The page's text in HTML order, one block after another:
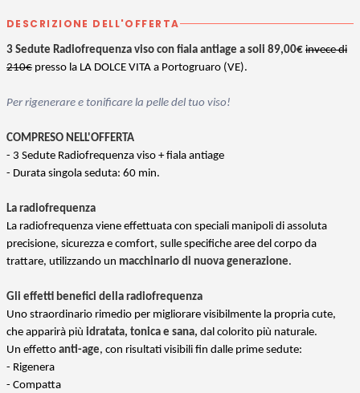
DESCRIZIONE DELL'OFFERTA
3 Sedute Radiofrequenza viso con fiala antiage a soli 89,00€ invece di
210€ presso la LA DOLCE VITA a Portogruaro (VE).
Per rigenerare e tonificare la pelle del tuo viso!
COMPRESO NELL'OFFERTA
- 3 Sedute Radiofrequenza viso + fiala antiage
- Durata singola seduta: 60 min.
La radiofrequenza
La radiofrequenza viene effettuata con speciali manipoli di assoluta
precisione, sicurezza e comfort, sulle specifiche aree del corpo da
trattare, utilizzando un macchinario di nuova generazione.
Gli effetti benefici della radiofrequenza
Uno straordinario rimedio per migliorare visibilmente la propria cute,
che apparirà più idratata, tonica e sana, dal colorito più naturale.
Un effetto anti-age, con risultati visibili fin dalle prime sedute:
- Rigenera
- Compatta